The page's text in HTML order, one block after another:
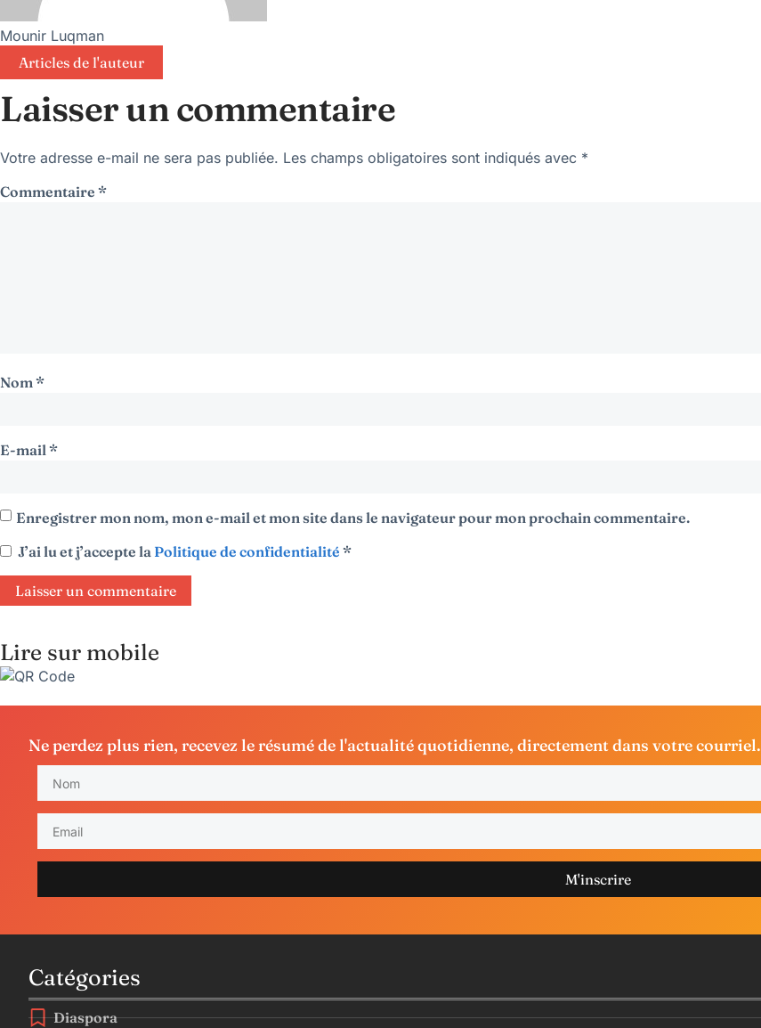
Mounir Luqman
Articles de l'auteur
Laisser un commentaire
Votre adresse e-mail ne sera pas publiée. Les champs obligatoires sont indiqués avec *
Commentaire *
Nom *
E-mail *
Enregistrer mon nom, mon e-mail et mon site dans le navigateur pour mon prochain commentaire.
J’ai lu et j’accepte la Politique de confidentialité *
Lire sur mobile
Ne perdez plus rien, recevez le résumé de l'actualité quotidienne, directement dans votre courriel.
M'inscrire
Catégories
Diaspora